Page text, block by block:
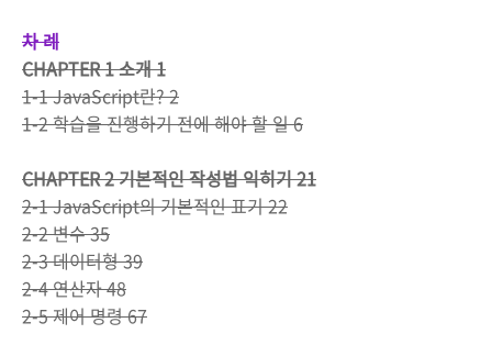
차 례
CHAPTER 1 소개 1
1-1 JavaScript란? 2
1-2 학습을 진행하기 전에 해야 할 일 6
CHAPTER 2 기본적인 작성법 익히기 21
2-1 JavaScript의 기본적인 표기 22
2-2 변수 35
2-3 데이터형 39
2-4 연산자 48
2-5 제어 명령 67